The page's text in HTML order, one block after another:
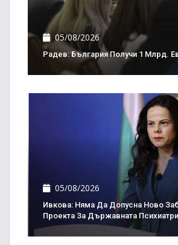
05/08/2026
Радев: България Получи 1 Млрд.
05/08/2026
Ивкова: Няма Да Допусна Ново
Проекта За Държавната